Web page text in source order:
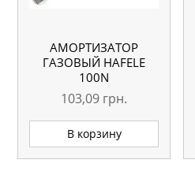
АМОРТИЗАТОР
ГАЗОВЫЙ HAFELE
100N
103,09 грн.
В корзину